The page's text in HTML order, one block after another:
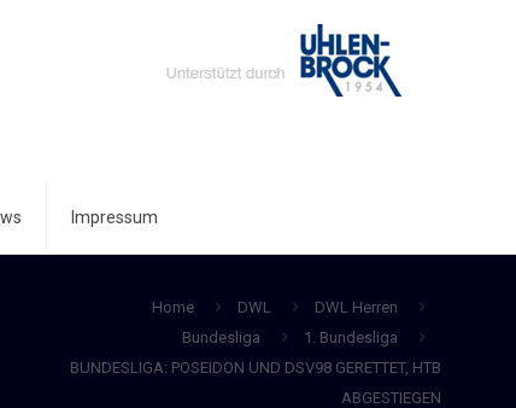
Impressum
Home DWL
DWL Herren
Bundesliga
1. Bundesliga
BUNDESLIGA: POSEIDON UND DSV98 GERETTET, HTB
ABGESTIEGEN